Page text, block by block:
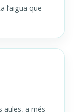
l’aigua que
a més